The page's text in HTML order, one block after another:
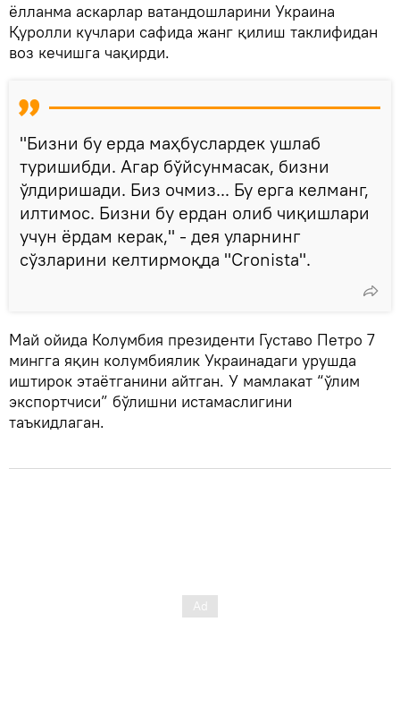
ёлланма аскарлар ватандошларини Украина
Қуролли кучлари сафида жанг қилиш таклифидан
воз кечишга чақирди.
"Бизни бу ерда маҳбуслардек ушлаб
туришибди. Агар бўйсунмасак, бизни
ўлдиришади. Биз очмиз... Бу ерга келманг,
илтимос. Бизни бу ердан олиб чиқишлари
учун ёрдам керак," - дея уларнинг
сўзларини келтирмоқда "Cronista".
Май ойида Колумбия президенти Густаво Петро 7
мингга яқин колумбиялик Украинадаги урушда
иштирок этаётганини айтган. У мамлакат “ўлим
экспортчиси” бўлишни истамаслигини
таъкидлаган.